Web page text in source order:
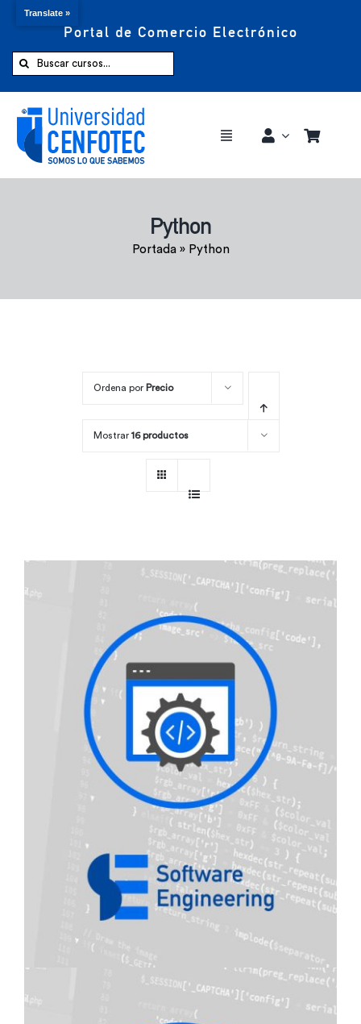
Portal de Comercio Electrónico
Buscar:
Toggle
Comprar ahora
Python
Portada» Python
Ordena por Precio
Mostrar 16 productos
Translate »